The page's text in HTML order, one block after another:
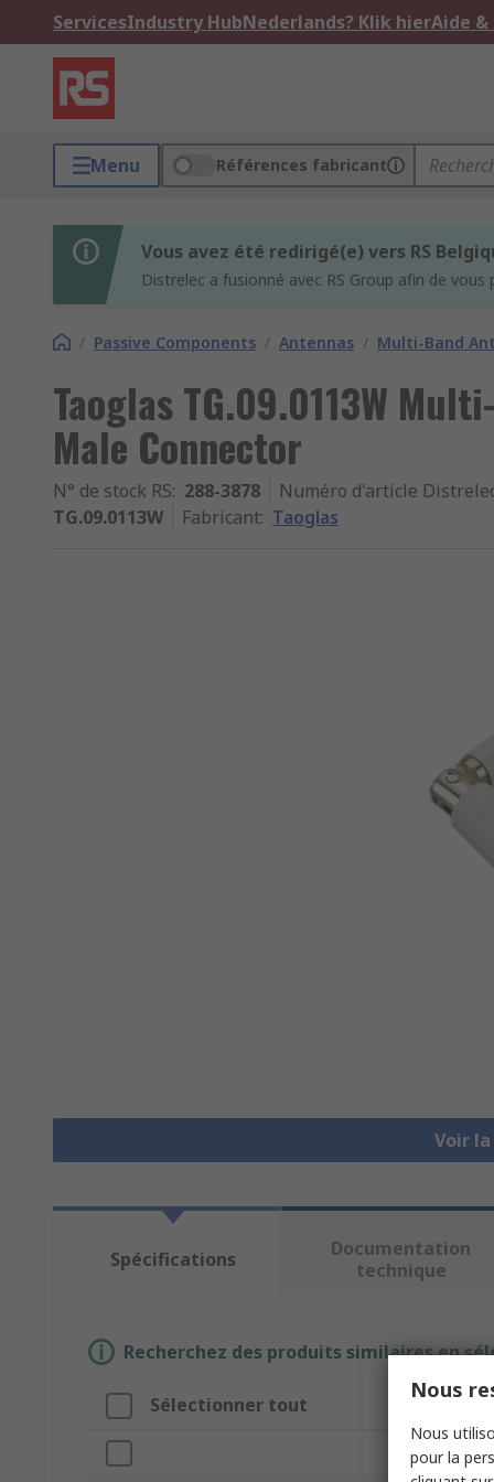
ServicesIndustry HubNederlands? Klik hierAide
Menu Références fabricant
Vous avez été redirigé(e) vers RS
Distrelec a fusionné avec RS Group afin de
/ Passive Components / Antennas / Multi-Band
Taoglas TG.09.0113W
Male Connector
N° de stock RS: 288-3878 Numéro d'article
TG.09.0113W
Fabricant: Taoglas
Voir
Spécifications
Documentation
technique
Recherchez des produits similaires en
Sélectionner tout
Marque
Nous
Nous
pour la